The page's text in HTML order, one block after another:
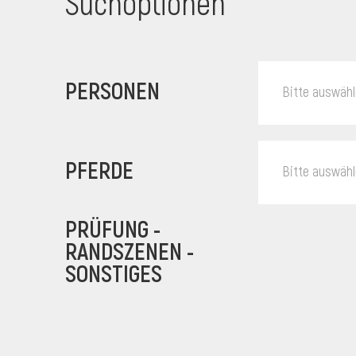
PERSONEN Bitte
PFERDE Bitte
PRÜFUNG -
RANDSZENEN -
SONSTIGES